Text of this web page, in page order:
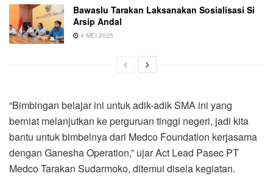
Bawaslu Tarakan Laksanakan Sosialisasi Si
Arsip Andal
4 MEI 2025
“Bimbingan belajar ini untuk adik-adik SMA ini yang
berniat melanjutkan ke perguruan tinggi negeri, jadi kita
bantu untuk bimbelnya dari Medco Foundation kerjasama
dengan Ganesha Operation,” ujar Act Lead Pasec PT
Medco Tarakan Sudarmoko, ditemui disela kegiatan.